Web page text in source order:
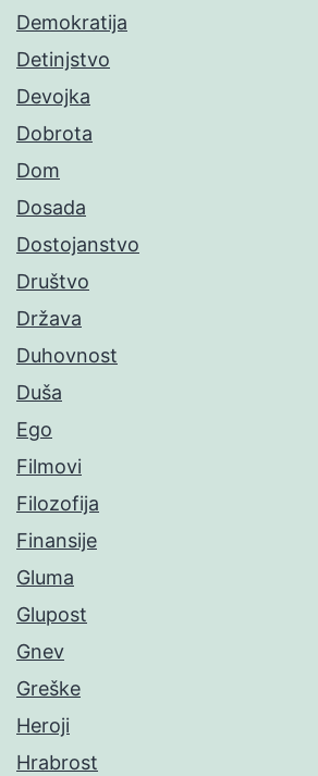
Demokratija
Detinjstvo
Devojka
Dobrota
Dom
Dosada
Dostojanstvo
Društvo
Država
Duhovnost
Duša
Ego
Filmovi
Filozofija
Finansije
Gluma
Glupost
Gnev
Greške
Heroji
Hrabrost